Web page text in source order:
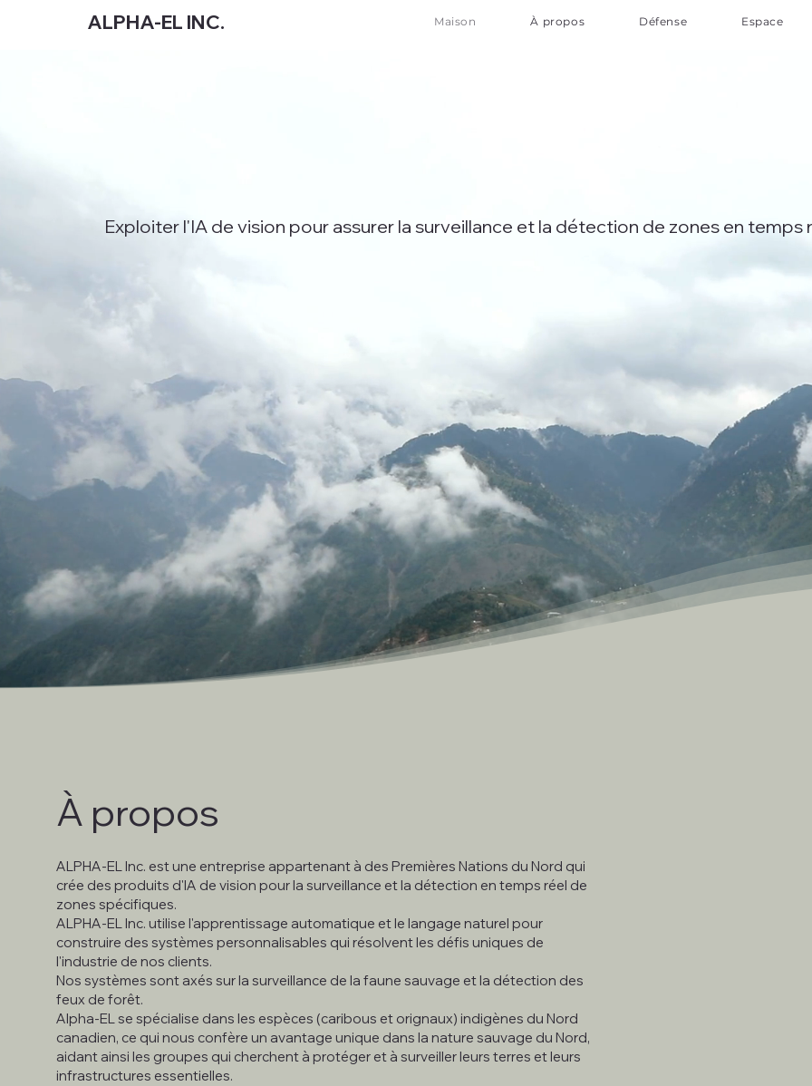
ALPHA-EL INC. Maison À propos Défense Espace
Exploiter l'IA de vision pour assurer la surveillance et la détection de zones en temps
À propos
ALPHA-EL Inc. est une entreprise appartenant à des Premières Nations du Nord qui
crée des produits d'IA de vision pour la surveillance et la détection en temps réel de
zones spécifiques.
ALPHA-EL Inc. utilise l'apprentissage automatique et le langage naturel pour
construire des systèmes personnalisables qui résolvent les défis uniques de
l'industrie de nos clients.
Nos systèmes sont axés sur la surveillance de la faune sauvage et la détection des
feux de forêt.
Alpha-EL se spécialise dans les espèces (caribous et orignaux) indigènes du Nord
canadien, ce qui nous confère un avantage unique dans la nature sauvage du Nord,
aidant ainsi les groupes qui cherchent à protéger et à surveiller leurs terres et leurs
infrastructures essentielles.